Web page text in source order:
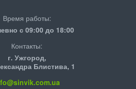
Время работы:
с 09:00 до 18:00
Контакты:
г. Ужгород,
Блистива, 1